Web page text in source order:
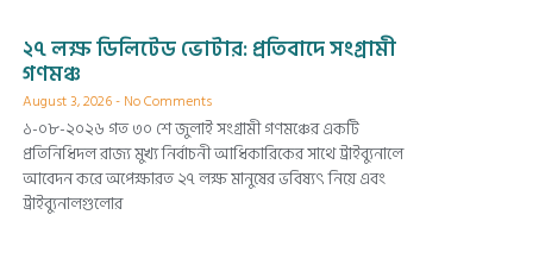
২৭ লক্ষ ডিলিটেড ভোটার: প্রতিবাদে সংগ্রামী
গণমঞ্চ
August 3, 2026 No Comments
১-০৮-২০২৬ গত ৩০ শে জুলাই সংগ্রামী গণমঞ্চের একটি
প্রতিনিধিদল রাজ্য মুখ্য নির্বাচনী আধিকারিকের সাথে ট্রাইব্যুনালে
আবেদন করে অপেক্ষারত ২৭ লক্ষ মানুষের ভবিষ্যৎ নিয়ে এবং
ট্রাইব্যুনালগুলোর